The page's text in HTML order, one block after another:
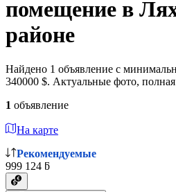
помещение в
районе
Найдено 1 объявление с
340000 $. Актуальные фото,
1 объявление
На карте
Рекомендуемые
999 124 ƃ